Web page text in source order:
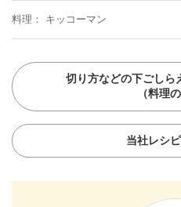
料理 キッコーマン
切り方などの下ごしら
（料理
当社レシ